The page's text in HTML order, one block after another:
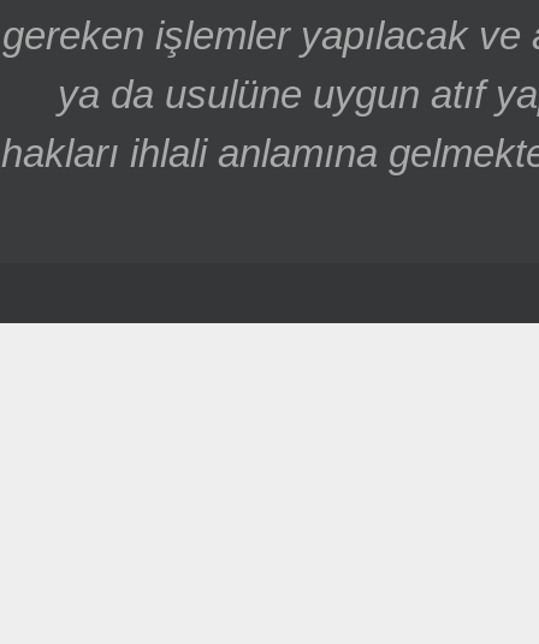
gereken işlemler yapılacak ve
ya da usulüne uygun atıf
hakları ihlali anlamına